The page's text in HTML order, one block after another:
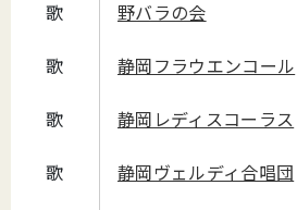
歌 野バラの会
歌 静岡フラウエンコール
歌 静岡レディスコーラス
歌 静岡ヴェルディ合唱団